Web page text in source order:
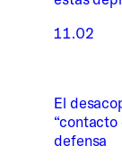
11.02
El
“contacto
defensa